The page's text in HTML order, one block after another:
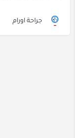
جراحة اورام